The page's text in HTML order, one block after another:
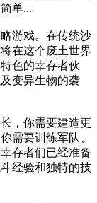
单...
游戏。在传统沙
在这个废土世界
色的幸存者伙
变异生物的袭
，你需要建造更
需要训练军队、
存者们已经准备
经验和独特的技